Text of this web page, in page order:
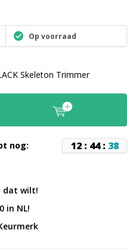
Op voorraad
Skeleton Trimmer
nog: 12: 44: 38
dat wilt!
in NL!